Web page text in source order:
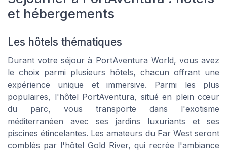
et hébergements
Les hôtels thématiques
Durant votre séjour à PortAventura World, vous avez
le choix parmi plusieurs hôtels, chacun offrant une
expérience unique et immersive. Parmi les plus
populaires, l'hôtel PortAventura, situé en plein cœur
du parc, vous transporte dans l'exotisme
méditerranéen avec ses jardins luxuriants et ses
piscines étincelantes. Les amateurs du Far West seront
comblés par l'hôtel Gold River, qui recrée l'ambiance